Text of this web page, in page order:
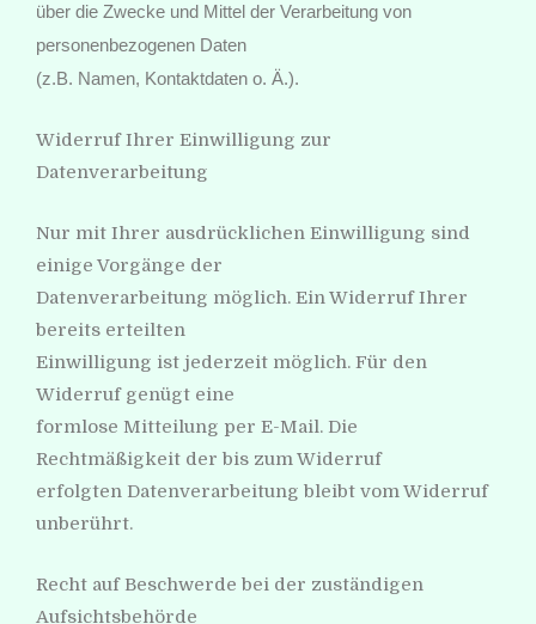
über die Zwecke und Mittel der Verarbeitung von
personenbezogenen Daten
(z.B. Namen, Kontaktdaten o. Ä.).
Widerruf Ihrer Einwilligung zur
Datenverarbeitung
Nur mit Ihrer ausdrücklichen Einwilligung sind
einige Vorgänge der
Datenverarbeitung möglich. Ein Widerruf Ihrer
bereits erteilten
Einwilligung ist jederzeit möglich. Für den
Widerruf genügt eine
formlose Mitteilung per E-Mail. Die
Rechtmäßigkeit der bis zum Widerruf
erfolgten Datenverarbeitung bleibt vom Widerruf
unberührt.
Recht auf Beschwerde bei der zuständigen
Aufsichtsbehörde